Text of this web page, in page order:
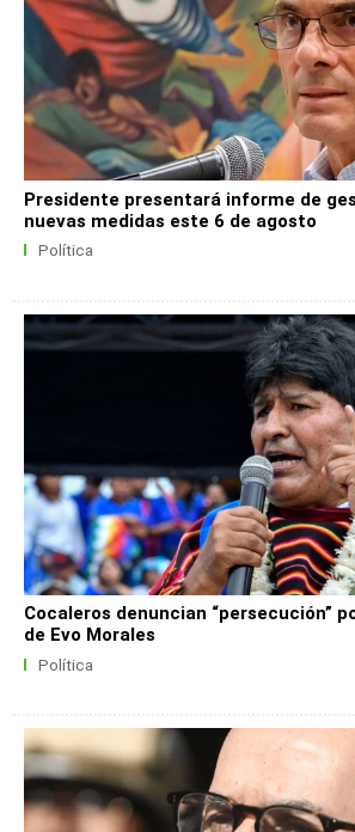
Presidente presentará informe de
nuevas medidas este 6 de agosto
Política
Cocaleros denuncian “persecución”
de Evo Morales
Política